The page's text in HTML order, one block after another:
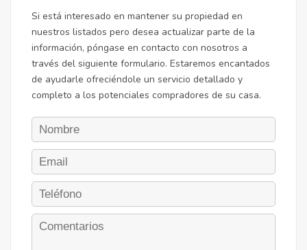
Si está interesado en mantener su propiedad en
nuestros listados pero desea actualizar parte de la
información, póngase en contacto con nosotros a
través del siguiente formulario. Estaremos encantados
de ayudarle ofreciéndole un servicio detallado y
completo a los potenciales compradores de su casa.